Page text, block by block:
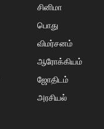
சினிமா
பொது
விமர்சனம்
ஆரோக்கியம்
ஜோதிடம்
அரசியல்